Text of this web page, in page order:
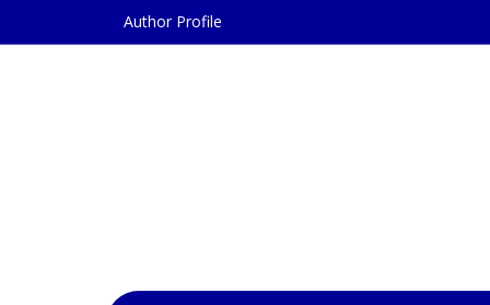
Author Profile